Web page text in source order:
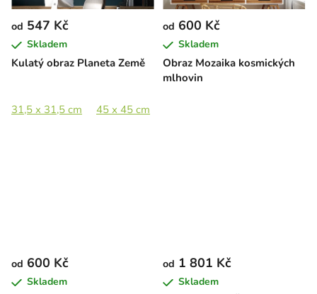
Kulatý obraz Planeta Země
od 547 Kč
Skladem
31,5 x 31,5 cm 45 x 45 cm
Obraz Mozaika kosmických
mlhovin
od 600 Kč
Skladem
od 600 Kč
Skladem
od 1 801 Kč
Skladem